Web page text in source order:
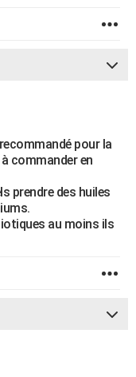
pour la
commander en
prendre des huiles
au moins ils